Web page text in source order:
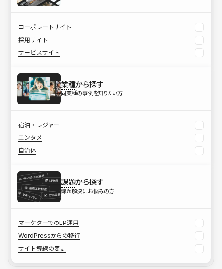
コーポレートサイト
採用サイト
サービスサイト
業種から探す
同業種の事例を知りたい方
宿泊・レジャー
エンタメ
自治体
課題から探す
課題解決にお悩みの方
マーケターでのLP運用
WordPressからの移行
サイト導線の変更